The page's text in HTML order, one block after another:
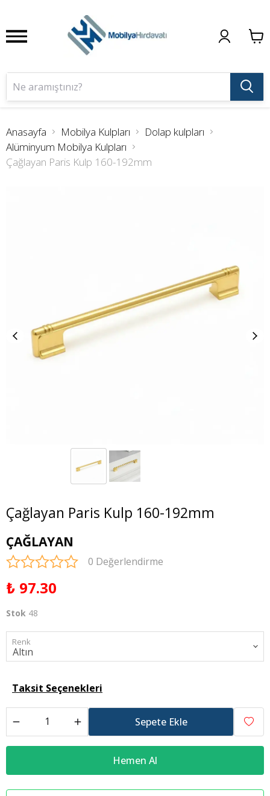
Anasayfa Mobilya Kulpları
Dolap kulpları
Alüminyum Mobilya Kulpları
Çağlayan Paris Kulp 160-192mm
Çağlayan Paris Kulp 160-192mm
ÇAĞLAYAN
0 Değerlendirme
₺ 97.30
Stok 48
Renk
Taksit Seçenekleri
Sepete Ekle
Hemen Al